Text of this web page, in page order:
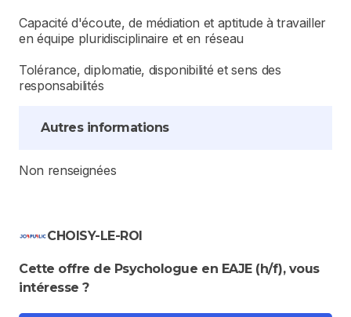
Capacité d'écoute, de médiation et aptitude à travailler
en équipe pluridisciplinaire et en réseau
Tolérance, diplomatie, disponibilité et sens des
responsabilités
Autres informations
Non renseignées
CHOISY-LE-ROI
Cette offre de Psychologue en EAJE (h/f), vous
intéresse ?